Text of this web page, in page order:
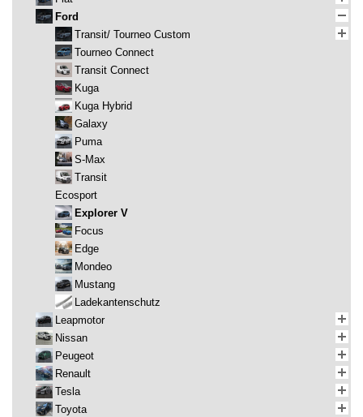
Ford
Transit/ Tourneo Custom
Tourneo Connect
Transit Connect
Kuga
Kuga Hybrid
Galaxy
Puma
S-Max
Transit
Ecosport
Explorer V
Focus
Edge
Mondeo
Mustang
Ladekantenschutz
Leapmotor
Nissan
Peugeot
Renault
Tesla
Toyota